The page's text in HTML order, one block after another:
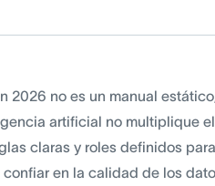
2026 no es un manual
artificial no multiplique
claras y roles definidos
en la calidad de los